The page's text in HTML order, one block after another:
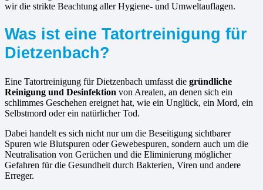
wir die strikte Beachtung aller Hygiene- und Umweltauflagen.
Was ist eine Tatortreinigung für
Dietzenbach?
Eine Tatortreinigung für Dietzenbach umfasst die gründliche
Reinigung und Desinfektion von Arealen, an denen sich ein
schlimmes Geschehen ereignet hat, wie ein Unglück, ein Mord, ein
Selbstmord oder ein natürlicher Tod.
Dabei handelt es sich nicht nur um die Beseitigung sichtbarer
Spuren wie Blutspuren oder Gewebespuren, sondern auch um die
Neutralisation von Gerüchen und die Eliminierung möglicher
Gefahren für die Gesundheit durch Bakterien, Viren und andere
Erreger.